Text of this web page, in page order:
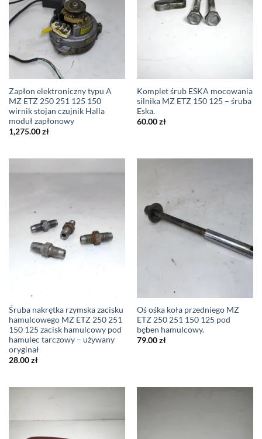
Zapłon elektroniczny typu A
MZ ETZ 250 251 125 150
wirnik stojan czujnik Halla
moduł zapłonowy
1,275.00zł
Komplet śrub ESKA mocowania
silnika MZ ETZ 150 125 – śruba
Eska.
60.00zł
Śruba nakrętka rzymska zacisku
hamulcowego MZ ETZ 250 251
150 125 zacisk hamulcowy pod
hamulec tarczowy – używany
oryginał
28.00zł
Oś ośka koła przedniego MZ
ETZ 250 251 150 125 pod
bęben hamulcowy.
79.00zł